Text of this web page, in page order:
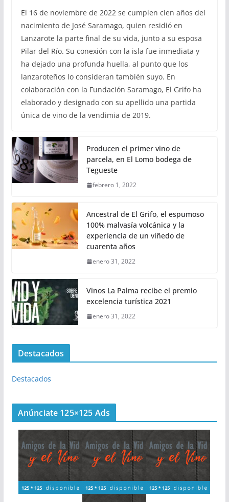
El 16 de noviembre de 2022 se cumplen cien años del
nacimiento de José Saramago, quien residió en
Lanzarote la parte final de su vida, junto a su esposa
Pilar del Río. Su conexión con la isla fue inmediata y
ha dejado una profunda huella, al punto que los
lanzaroteños lo consideran también suyo. En
colaboración con la Fundación Saramago, El Grifo ha
elaborado y designado con su apellido una partida
única de vino de la vendimia de 2019.
Producen el primer vino de
parcela, en El Lomo bodega de
Tegueste
febrero 1, 2022
Ancestral de El Grifo, el espumoso
100% malvasía volcánica y la
experiencia de un viñedo de
cuarenta años
enero 31, 2022
Vinos La Palma recibe el premio
excelencia turística 2021
enero 31, 2022
Destacados
Destacados
Anúnciate 125×125 Ads